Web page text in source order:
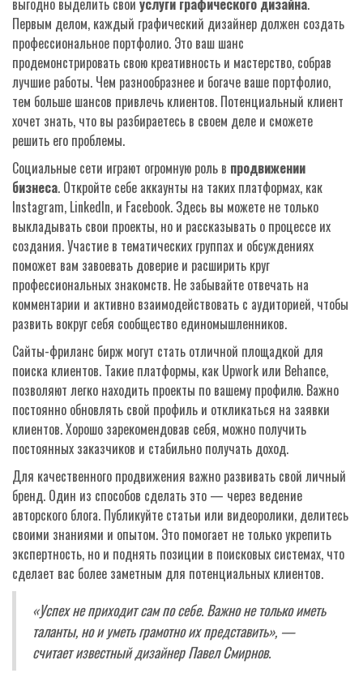
выгодно выделить свои услуги графического дизайна.
Первым делом, каждый графический дизайнер должен создать
профессиональное портфолио. Это ваш шанс
продемонстрировать свою креативность и мастерство, собрав
лучшие работы. Чем разнообразнее и богаче ваше портфолио,
тем больше шансов привлечь клиентов. Потенциальный клиент
хочет знать, что вы разбираетесь в своем деле и сможете
решить его проблемы.
Социальные сети играют огромную роль в продвижении
бизнеса. Откройте себе аккаунты на таких платформах, как
Instagram, LinkedIn, и Facebook. Здесь вы можете не только
выкладывать свои проекты, но и рассказывать о процессе их
создания. Участие в тематических группах и обсуждениях
поможет вам завоевать доверие и расширить круг
профессиональных знакомств. Не забывайте отвечать на
комментарии и активно взаимодействовать с аудиторией, чтобы
развить вокруг себя сообщество единомышленников.
Сайты-фриланс бирж могут стать отличной площадкой для
поиска клиентов. Такие платформы, как Upwork или Behance,
позволяют легко находить проекты по вашему профилю. Важно
постоянно обновлять свой профиль и откликаться на заявки
клиентов. Хорошо зарекомендовав себя, можно получить
постоянных заказчиков и стабильно получать доход.
Для качественного продвижения важно развивать свой личный
бренд. Один из способов сделать это — через ведение
авторского блога. Публикуйте статьи или видеоролики, делитесь
своими знаниями и опытом. Это помогает не только укрепить
экспертность, но и поднять позиции в поисковых системах, что
сделает вас более заметным для потенциальных клиентов.
«Успех не приходит сам по себе. Важно не только иметь
таланты, но и уметь грамотно их представить», —
считает известный дизайнер Павел Смирнов.